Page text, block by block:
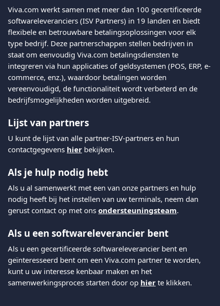
Viva.com werkt samen met meer dan 100 gecertificeerde
softwareleveranciers (ISV Partners) in 19 landen en biedt
flexibele en betrouwbare betalingsoplossingen voor elk
type bedrijf. Deze partnerschappen stellen bedrijven in
staat om eenvoudig Viva.com betalingsdiensten te
integreren via hun applicaties of geldsystemen (POS, ERP, e-
commerce, enz.), waardoor betalingen worden
vereenvoudigd, de functionaliteit wordt verbeterd en de
bedrijfsmogelijkheden worden uitgebreid.
Lijst van partners
U kunt de lijst van alle partner-ISV-partners en hun
contactgegevens hier bekijken.
Als je hulp nodig hebt
Als u al samenwerkt met een van onze partners en hulp
nodig heeft bij het instellen van uw terminals, neem dan
gerust contact op met ons ondersteuningsteam.
Als u een softwareleverancier bent
Als u een gecertificeerde softwareleverancier bent en
geïnteresseerd bent om een Viva.com partner te worden,
kunt u uw interesse kenbaar maken en het
samenwerkingsproces starten door op hier te klikken.